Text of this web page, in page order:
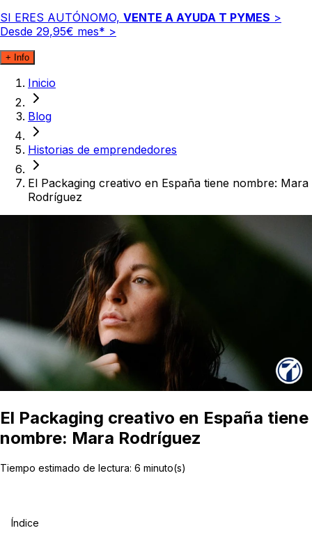
SI ERES AUTÓNOMO, VENTE A AYUDA T PYMES >
Desde 29,95€ mes* >
+ Info
Inicio
Blog
Historias de emprendedores
El Packaging creativo en España tiene nombre: Mara
Rodríguez
El Packaging creativo en España tiene
nombre: Mara Rodríguez
Tiempo estimado de lectura: 6 minuto(s)
Índice